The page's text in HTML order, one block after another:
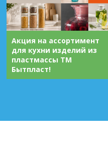
Акция на ассортимент
для кухни изделий из
пластмассы ТМ
Бытпласт!